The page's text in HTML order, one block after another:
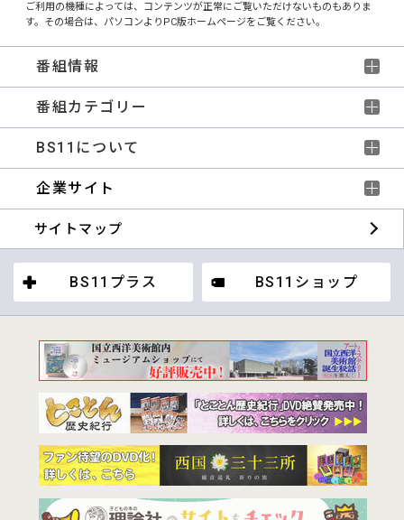
ご利用の機種によっては、コンテンツが正常にご覧いただけないものもありま
す。その場合は、パソコンよりPC版ホームページをご覧ください。
番組情報
番組カテゴリー
BS11について
企業サイト
サイトマップ
BS11プラス BS11ショップ